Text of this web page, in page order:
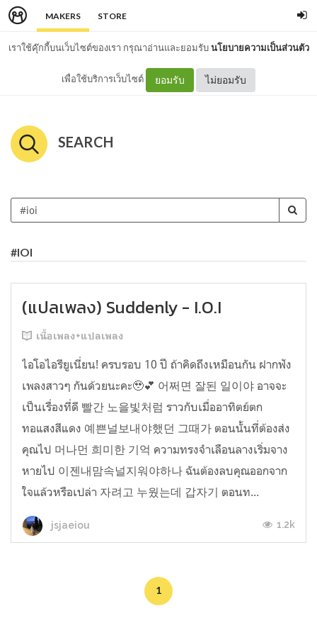
MAKERS STORE
เราใช้คุ๊กกี้บนเว็บไซต์ของเรา กรุณาอ่านและยอมรับนโยบายความเป็นส่วนตัว
เพื่อใช้บริการเว็บไซต์ ยอมรับ ไม่ยอมรับ
SEARCH
#IOI
(แปลเพลง) Suddenly - I.O.I
เนื้อเพลง+แปลเพลง
ไอโอไอรียูเนี่ยน! ครบรอบ 10 ปี ถ้าคิดถึงเหมือนกัน ฝากฟัง
เพลงสาวๆ กันด้วยนะคะ🥹💕 어쩌면 잘된 일이야 อาจจะ
เป็นเรื่องที่ดี 빨간 노을빛처럼 ราวกับเมื่ออาทิตย์ตก
ทอแสงสีแดง 예쁜널보내야했던 그때가 ตอนนั้นที่ต้องส่ง
คุณไป 머나먼 희미한 기억 ความทรงจำเลือนลางเริ่มจาง
หายไป 이젠내맘속널지워야하나 ฉันต้องลบคุณออกจาก
ใจแล้วหรือเปล่า 자려고 누웠는데 갑자기 ตอนท...
jsjaeiou 1.2k
1